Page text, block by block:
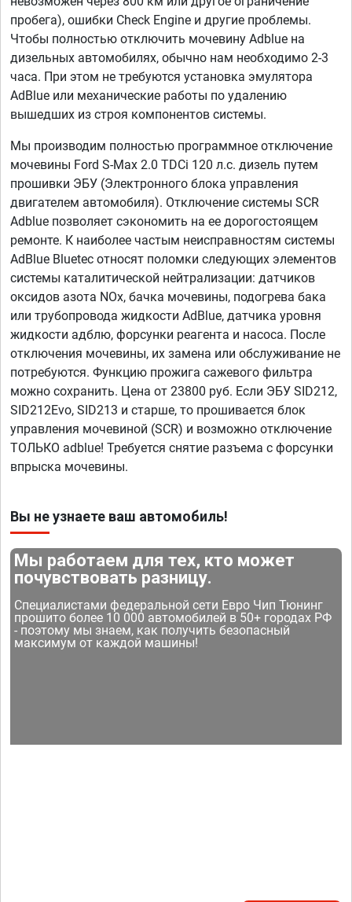
пробега), ошибки Check Engine и другие проблемы.
Чтобы полностью отключить мочевину Adblue на
дизельных автомобилях, обычно нам необходимо 2-3
часа. При этом не требуются установка эмулятора
AdBlue или механические работы по удалению
вышедших из строя компонентов системы.
Мы производим полностью программное отключение
мочевины Ford S-Max 2.0 TDCi 120 л.с. дизель путем
прошивки ЭБУ (Электронного блока управления
двигателем автомобиля). Отключение системы SCR
Adblue позволяет сэкономить на ее дорогостоящем
ремонте. К наиболее частым неисправностям системы
AdBlue Bluetec относят поломки следующих элементов
системы каталитической нейтрализации: датчиков
оксидов азота NOx, бачка мочевины, подогрева бака
или трубопровода жидкости AdBlue, датчика уровня
жидкости адблю, форсунки реагента и насоса. После
отключения мочевины, их замена или обслуживание не
потребуются. Функцию прожига сажевого фильтра
можно сохранить. Цена от 23800 руб. Если ЭБУ SID212,
SID212Evo, SID213 и старше, то прошивается блок
управления мочевиной (SCR) и возможно отключение
ТОЛЬКО adblue! Требуется снятие разъема с форсунки
впрыска мочевины.
Вы не узнаете ваш автомобиль!
Мы работаем для тех, кто может
почувствовать разницу.
Специалистами федеральной сети Евро Чип Тюнинг
прошито более 10 000 автомобилей в 50+ городах РФ
- поэтому мы знаем, как получить безопасный
максимум от каждой машины!